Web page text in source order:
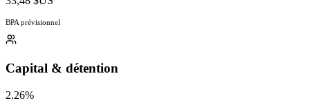
BPA prévisionnel
Capital & détention
2.26%